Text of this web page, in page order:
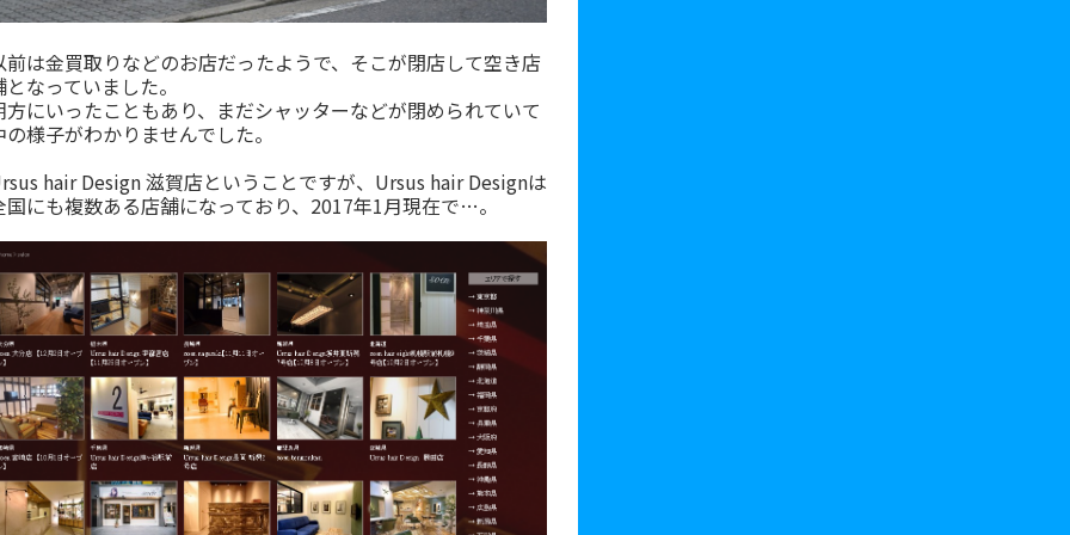
前は金買取りなどのお店だったようで、そこが閉店して空き店
となっていました。
方にいったこともあり、まだシャッターなどが閉められていて
の様子がわかりませんでした。
hair Design 滋賀店ということですが、Ursus hair Designは
国にも複数ある店舗になっており、2017年1月現在で…。